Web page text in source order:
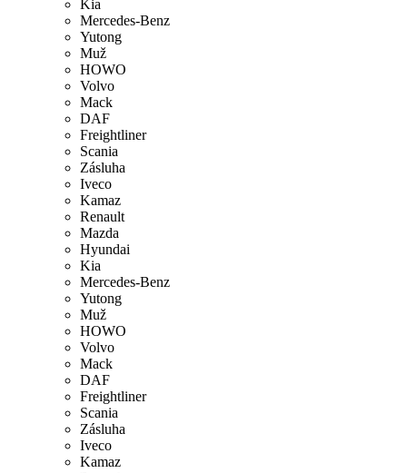
Kia
Mercedes-Benz
Yutong
Muž
HOWO
Volvo
Mack
DAF
Freightliner
Scania
Zásluha
Iveco
Kamaz
Renault
Mazda
Hyundai
Kia
Mercedes-Benz
Yutong
Muž
HOWO
Volvo
Mack
DAF
Freightliner
Scania
Zásluha
Iveco
Kamaz